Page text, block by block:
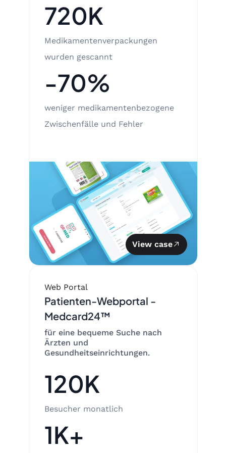
720K
Medikamentenverpackungen
wurden gescannt
-70%
weniger medikamentenbezogene
Zwischenfälle und Fehler
View case
Web Portal
Patienten-Webportal -
Medcard24™
für eine bequeme Suche nach
Ärzten und
Gesundheitseinrichtungen.
120K
Besucher monatlich
1K+